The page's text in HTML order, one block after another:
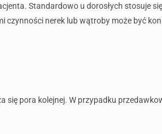
Standardowo u dorosłych stosuje
czynności nerek lub wątroby może być
się pora kolejnej. W przypadku